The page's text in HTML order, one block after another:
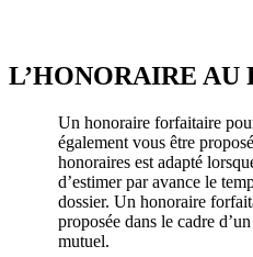
L’HONORAIRE AU
Un honoraire forfaitaire
également vous être
honoraires est adapté
d’estimer par avance le
dossier. Un honoraire
proposée dans le cadre
mutuel.